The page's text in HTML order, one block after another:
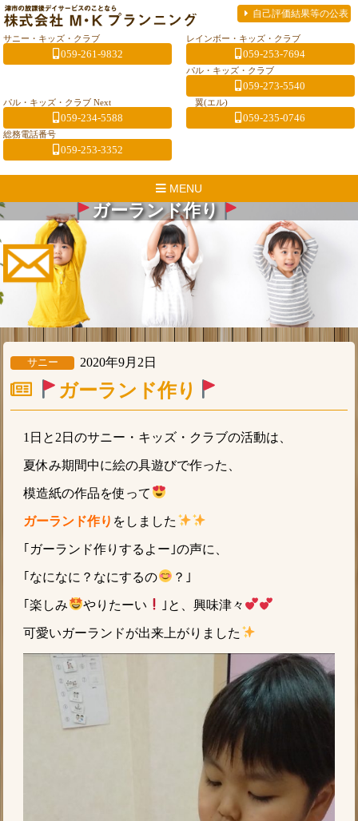
自己評価結果等の公表
サニー・キッズ・クラブ
059-261-9832
レインボー・キッズ・クラブ
059-253-7694
パル・キッズ・クラブ
059-273-5540
パル・キッズ・クラブ Next
059-234-5588
翼(エル)
059-235-0746
総務電話番号
059-253-3352
MENU
ガーランド作り
サニー 2020年9月2日
ガーランド作り
1日と2日のサニー・キッズ・クラブの活動は、
夏休み期間中に絵の具遊びで作った、
模造紙の作品を使って
ガーランド作り をしました
｢ガーランド作りするよー｣の声に、
｢なになに？なにするの ？｣
｢楽しみ やりたーい ｣と、興味津々︎
可愛いガーランドが出来上がりました